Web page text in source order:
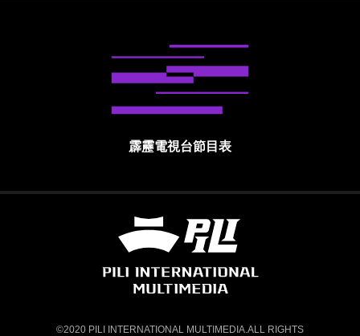
霹靂電視台節目表
霹靂國際多媒體股份有限公司 PILI
©2020 PILI INTERNATIONAL MULTIMEDIA.ALL RIGHTS